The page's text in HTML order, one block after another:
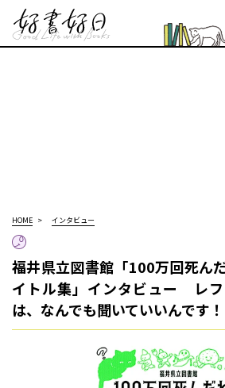
HOME インタビュー
福井県立図書館「100万回死ん
イトル集」インタビュー レ
は、なんでも聞いていいんです！